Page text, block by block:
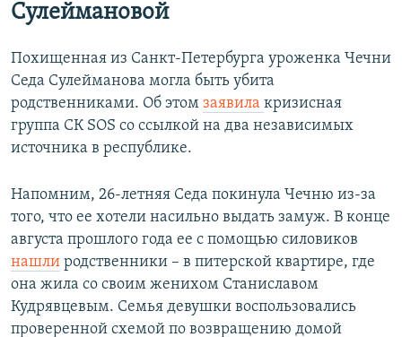
Сулеймановой
Похищенная из Санкт-Петербурга уроженка Чечни
Седа Сулейманова могла быть убита
родственниками. Об этом заявила кризисная
группа СК SOS со ссылкой на два независимых
источника в республике.
Напомним, 26-летняя Седа покинула Чечню из-за
того, что ее хотели насильно выдать замуж. В конце
августа прошлого года ее с помощью силовиков
нашли родственники – в питерской квартире, где
она жила со своим женихом Станиславом
Кудрявцевым. Семья девушки воспользовались
проверенной схемой по возвращению домой